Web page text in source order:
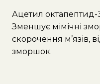
Ацетил октапептид-
Зменшує мімічні
скорочення м’язів,
зморшок.